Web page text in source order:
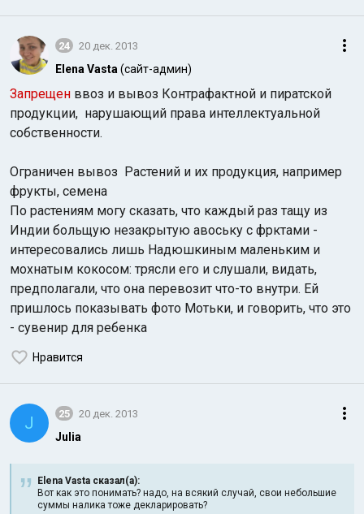
24 20 дек. 2013
Elena Vasta (сайт-админ)
Запрещен ввоз и вывоз Контрафактной и пиратской
продукции, нарушающий права интеллектуальной
собственности.
Ограничен вывоз Растений и их продукция, например
фрукты, семена
По растениям могу сказать, что каждый раз тащу из
Индии больщую незакрытую авоську с фрктами -
интересовались лишь Надюшкиным маленьким и
мохнатым кокосом: трясли его и слушали, видать,
предполагали, что она перевозит что-то внутри. Ей
пришлось показывать фото Мотьки, и говорить, что это
- сувенир для ребенка
Нравится
J 25 20 дек. 2013
Julia
Elena Vasta сказал(а):
Вот как это понимать? надо, на всякий случай, свои небольшие
суммы налика тоже декларировать?